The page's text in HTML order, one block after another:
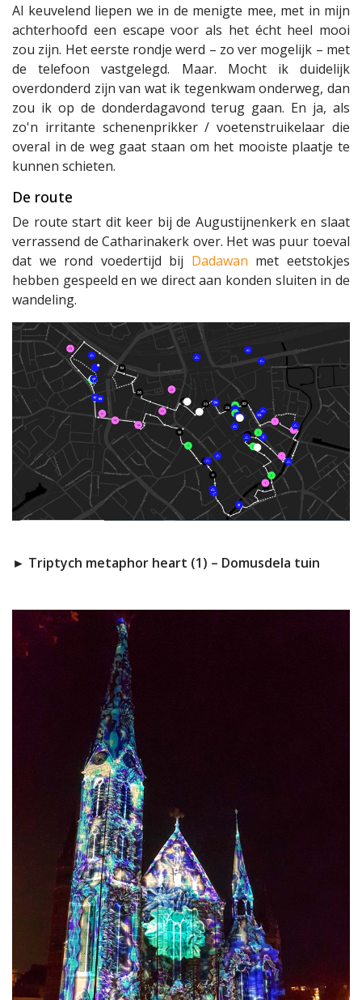
Al keuvelend liepen we in de menigte mee, met in mijn
achterhoofd een escape voor als het écht heel mooi
zou zijn. Het eerste rondje werd – zo ver mogelijk – met
de telefoon vastgelegd. Maar. Mocht ik duidelijk
overdonderd zijn van wat ik tegenkwam onderweg, dan
zou ik op de donderdagavond terug gaan. En ja, als
zo'n irritante schenenprikker / voetenstruikelaar die
overal in de weg gaat staan om het mooiste plaatje te
kunnen schieten.
De route
De route start dit keer bij de Augustijnenkerk en slaat
verrassend de Catharinakerk over. Het was puur toeval
dat we rond voedertijd bij Dadawan met eetstokjes
hebben gespeeld en we direct aan konden sluiten in de
wandeling.
► Triptych metaphor heart (1) – Domusdela tuin